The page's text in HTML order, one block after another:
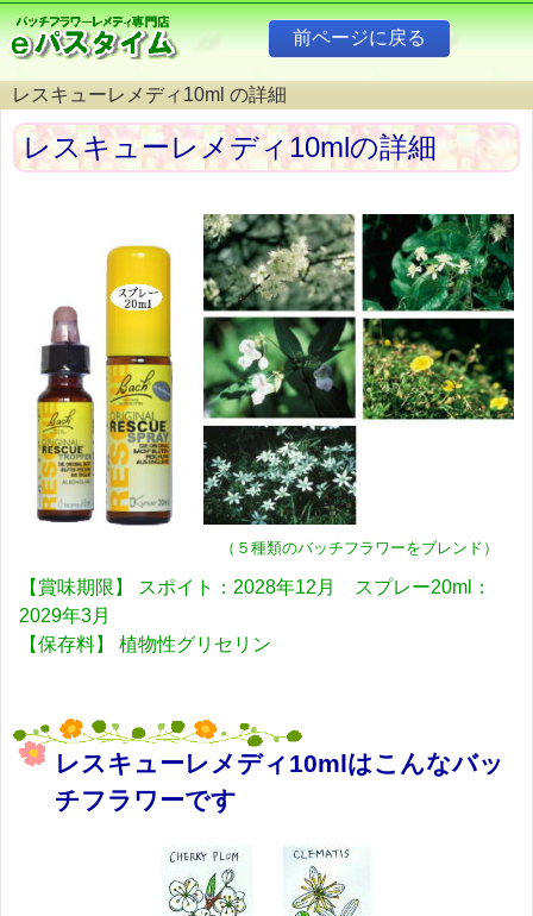
レスキューレメディ10ml の詳細
レスキューレメディ10mlの詳細
（５種類のバッチフラワーをブレンド）
【賞味期限】 スポイト：2028年12月 スプレー20ml：
2029年3月
【保存料】 植物性グリセリン
レスキューレメディ10mlはこんなバッ
チフラワーです